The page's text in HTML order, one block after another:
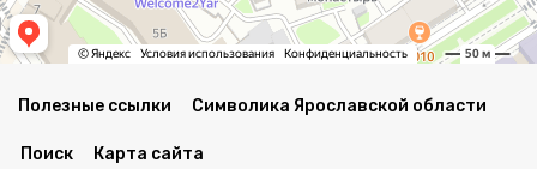
Полезные ссылки Символика Ярославской области
Поиск Карта сайта